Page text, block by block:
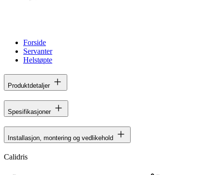
Forside
Servanter
Helstøpte
Produktdetaljer
Spesifikasjoner
Installasjon, montering og vedlikehold
Calidris